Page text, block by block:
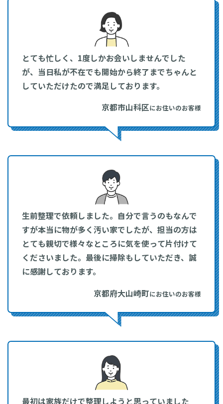
とても忙しく、1度しかお会いしませんでした
が、当日私が不在でも開始から終了までちゃんと
していただけたので満足しております。
京都市山科区にお住いのお客様
生前整理で依頼しました。自分で言うのもなんで
すが本当に物が多く汚い家でしたが、担当の方は
とても親切で様々なところに気を使って片付けて
くださいました。最後に掃除もしていただき、誠
に感謝しております。
京都府大山崎町にお住いのお客様
最初は家族だけで整理しようと思っていました